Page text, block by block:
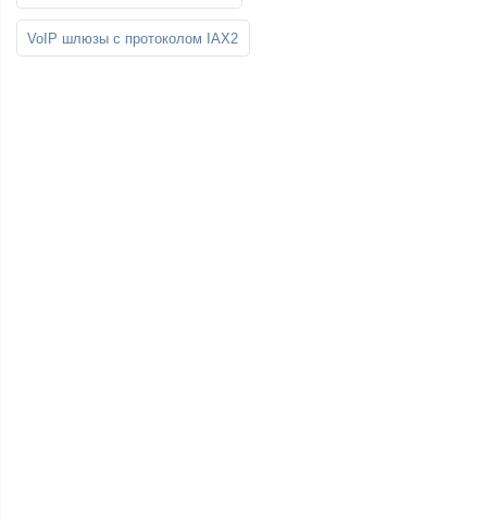
VoIP шлюзы с протоколом IAX2